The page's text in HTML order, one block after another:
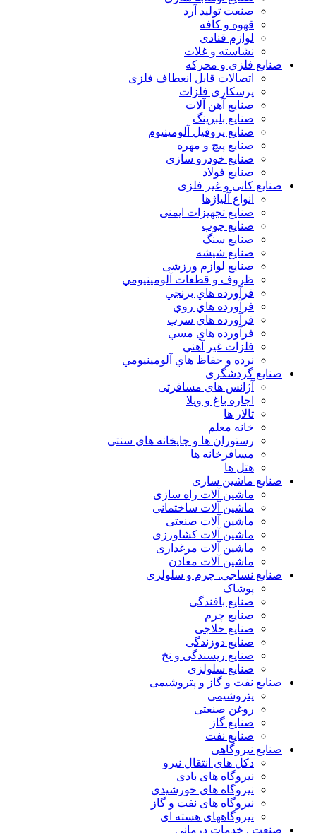
صنعت تولید آرد
قهوه و کافه
لوازم قنادی
نشاسته و غلات
صنایع فلزی و محرکه
اتصالات قابل انعطاف فلزی
پرسکاری فلزات
صنایع آهن آلات
صنایع بلبرینگ
صنایع پروفیل آلومینیوم
صنایع پیچ و مهره
صنایع خودرو سازی
صنایع فولاد
صنایع کانی و غیر فلزی
انواع آلياژها
صنایع تجهیزات ایمنی
صنایع چوب
صنایع سنگ
صنایع شیشه
صنایع لوازم ورزشی
ظروف و قطعات آلومينيومي
فرآورده هاي برنجي
فرآورده هاي روي
فرآورده هاي سرب
فرآورده هاي مسي
فلزات غير آهني
نرده و حفاظ هاي آلومينيومي
صنایع گردشگری
آژانس های مسافرتی
اجاره باغ و ویلا
تالار ها
خانه معلم
رستوران ها و چایخانه های سنتی
مسافرخانه ها
هتل ها
صنایع ماشین سازی
ماشین آلات راه سازی
ماشین آلات ساختمانی
ماشین آلات صنعتی
ماشین آلات کشاورزی
ماشین آلات مرغداری
ماشین آلات معادن
صنایع نساجی. چرم و سلولزی
پوشاک
صنایع بافندگی
صنایع چرم
صنایع حلاجی
صنایع دوزندگی
صنایع ریسندگی و نخ
صنایع سلولزی
صنایع نفت و گاز و پتروشیمی
پتروشیمی
روغن صنعتی
صنایع گاز
صنایع نفت
صنایع نیروگاهی
دکل های انتقال نیرو
نیروگاه های بادی
نیروگاه های خورشیدی
نیروگاه های نفت و گاز
نیروگاههای هسته ای
صنعت . خدمات درمانی